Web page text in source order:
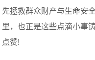
先拯救群众财产与生命安
里，也正是这些点滴小事
点赞!